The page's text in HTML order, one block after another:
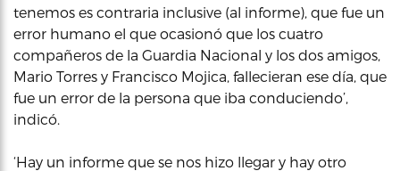
tenemos es contraria inclusive (al informe), que fue un
error humano el que ocasionó que los cuatro
compañeros de la Guardia Nacional y los dos amigos,
Mario Torres y Francisco Mojica, fallecieran ese día, que
fue un error de la persona que iba conduciendo’,
indicó.
‘Hay un informe que se nos hizo llegar y hay otro